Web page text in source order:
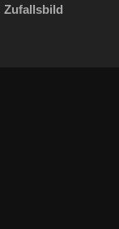
Zufallsbild